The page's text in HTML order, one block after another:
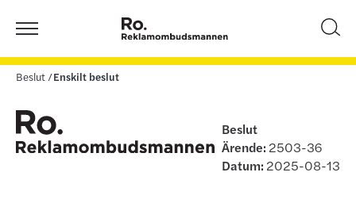
Beslut Enskilt beslut
Beslut
Ärende: 2503-36
Datum: 2025-08-13